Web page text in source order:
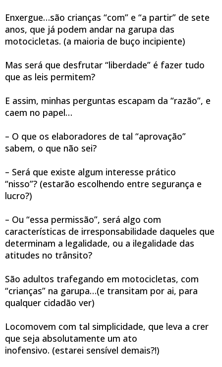
Enxergue…são crianças “com” e “a partir” de sete
anos, que já podem andar na garupa das
motocicletas. (a maioria de buço incipiente)
Mas será que desfrutar “liberdade” é fazer tudo
que as leis permitem?
E assim, minhas perguntas escapam da “razão”, e
caem no papel…
– O que os elaboradores de tal “aprovação”
sabem, o que não sei?
– Será que existe algum interesse prático
“nisso”? (estarão escolhendo entre segurança e
lucro?)
– Ou “essa permissão”, será algo com
características de irresponsabilidade daqueles que
determinam a legalidade, ou a ilegalidade das
atitudes no trânsito?
São adultos trafegando em motocicletas, com
“crianças” na garupa…(e transitam por ai, para
qualquer cidadão ver)
Locomovem com tal simplicidade, que leva a crer
que seja absolutamente um ato
inofensivo. (estarei sensível demais?!)